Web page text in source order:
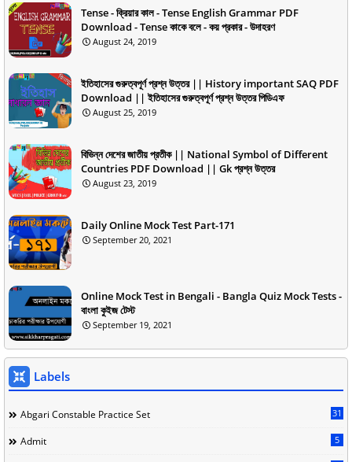
Tense - ক্রিয়ার কাল - Tense English Grammar PDF
Download - Tense কাকে বলে - কয় প্রকার - উদাহরণ
August 24, 2019
ইতিহাসের গুরুত্বপূর্ণ প্রশ্ন উত্তর || History important SAQ PDF
Download || ইতিহাসের গুরুত্বপূর্ণ প্রশ্ন উত্তর পিডিএফ
August 25, 2019
বিভিন্ন দেশের জাতীয় প্রতীক || National Symbol of Different
Countries PDF Download || Gk প্রশ্ন উত্তর
August 23, 2019
Daily Online Mock Test Part-171
September 20, 2021
Online Mock Test in Bengali - Bangla Quiz Mock Tests -
বাংলা কুইজ টেস্ট
September 19, 2021
Labels
Abgari Constable Practice Set 31
Admit 5